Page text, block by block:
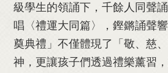
級學生的領誦下，千餘人同聲
唱〈禮運大同篇〉，鏗鏘誦聲
奠典禮」不僅體現了「敬、慈
神，更讓孩子們透過禮樂薰習